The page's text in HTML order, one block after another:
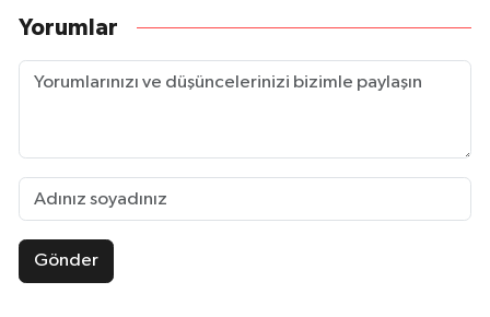
Yorumlar
Gönder